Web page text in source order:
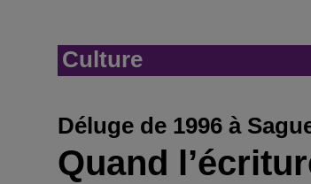
Culture
Déluge de 1996 à
Quand